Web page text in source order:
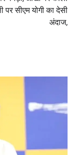
पर सीएम योगी का देसी
अंदाज,